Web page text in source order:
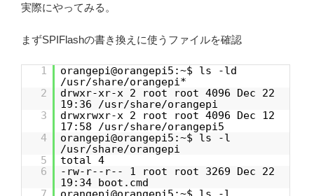
実際にやってみる。
まずSPIFlashの書き換えに使うファイルを確認
1
orangepi@orangepi5:~$ ls -ld
/usr/share/orangepi*
2
drwxr-xr-x 2 root root 4096 Dec 22
19:36 /usr/share/orangepi
3
drwxrwxr-x 2 root root 4096 Dec 12
17:58 /usr/share/orangepi5
4
orangepi@orangepi5:~$ ls -l
/usr/share/orangepi
5
total 4
6
-rw-r--r-- 1 root root 3269 Dec 22
19:34 boot.cmd